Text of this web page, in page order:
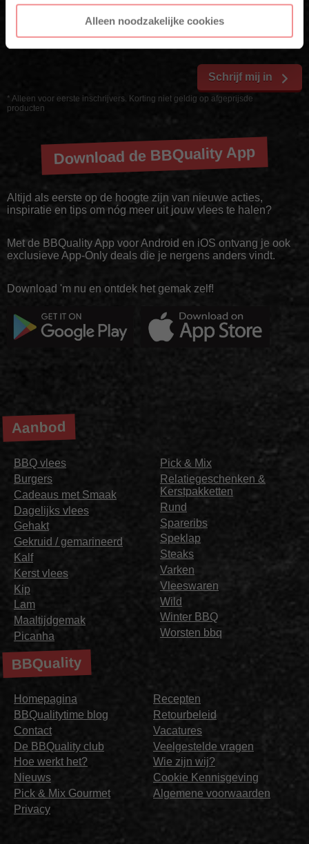
Alleen noodzakelijke cookies
* Alleen voor eerste inschrijvers. Korting niet geldig op afgeprijsde
producten
Schrijf mij in
Download de BBQuality App
Altijd als eerste op de hoogte zijn van nieuwe acties,
inspiratie en tips om nóg meer uit jouw vlees te halen?
Met de BBQuality App voor Android en iOS ontvang je ook
exclusieve App-Only deals die je nergens anders vindt.
Download 'm nu en ontdek het gemak zelf!
Aanbod
BBQ vlees
Burgers
Cadeaus met Smaak
Dagelijks vlees
Gehakt
Gekruid / gemarineerd
Kalf
Kerst vlees
Kip
Lam
Maaltijdgemak
Picanha
Pick & Mix
Relatiegeschenken &
Kerstpakketten
Rund
Spareribs
Speklap
Steaks
Varken
Vleeswaren
Wild
Winter BBQ
Worsten bbq
BBQuality
Homepagina
BBQualitytime blog
Contact
De BBQuality club
Hoe werkt het?
Nieuws
Pick & Mix Gourmet
Privacy
Recepten
Retourbeleid
Vacatures
Veelgestelde vragen
Wie zijn wij?
Cookie Kennisgeving
Algemene voorwaarden